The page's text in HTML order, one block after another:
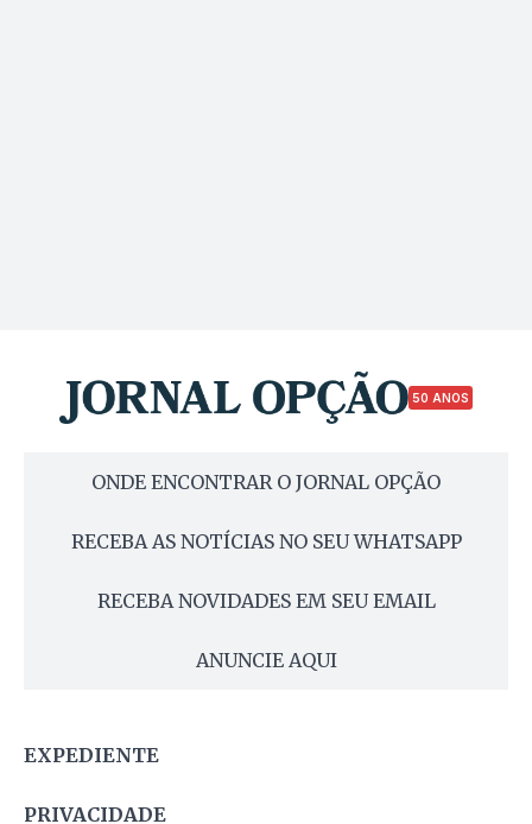
50 ANOS
ONDE ENCONTRAR O JORNAL OPÇÃO
RECEBA AS NOTÍCIAS NO SEU WHATSAPP
RECEBA NOVIDADES EM SEU EMAIL
ANUNCIE AQUI
EXPEDIENTE
PRIVACIDADE